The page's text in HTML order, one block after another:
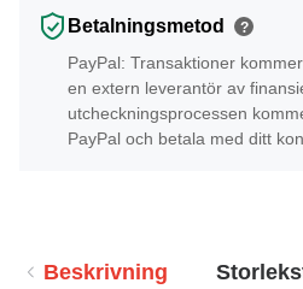
Betalningsmetod ?
PayPal: Transaktioner
en extern leverantör av
utcheckningsprocessen
PayPal och betala med ditt
Beskrivning